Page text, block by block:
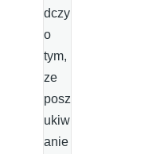
dczy
o
tym,
ze
posz
ukiw
anie